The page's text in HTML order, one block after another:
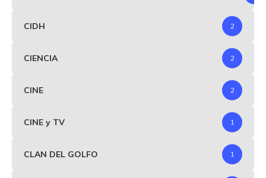
CIDH 2
CIENCIA 2
CINE 2
CINE y TV 1
CLAN DEL GOLFO 1